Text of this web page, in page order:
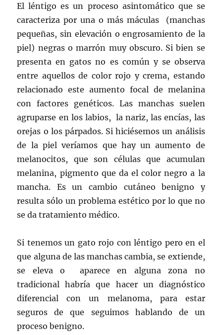
El léntigo es un proceso asintomático que se
caracteriza por una o más máculas (manchas
pequeñas, sin elevación o engrosamiento de la
piel) negras o marrón muy obscuro. Si bien se
presenta en gatos no es común y se observa
entre aquellos de color rojo y crema, estando
relacionado este aumento focal de melanina
con factores genéticos. Las manchas suelen
agruparse en los labios, la nariz, las encías, las
orejas o los párpados. Si hiciésemos un análisis
de la piel veríamos que hay un aumento de
melanocitos, que son células que acumulan
melanina, pigmento que da el color negro a la
mancha. Es un cambio cutáneo benigno y
resulta sólo un problema estético por lo que no
se da tratamiento médico.
Si tenemos un gato rojo con léntigo pero en el
que alguna de las manchas cambia, se extiende,
se eleva o aparece en alguna zona no
tradicional habría que hacer un diagnóstico
diferencial con un melanoma, para estar
seguros de que seguimos hablando de un
proceso benigno.